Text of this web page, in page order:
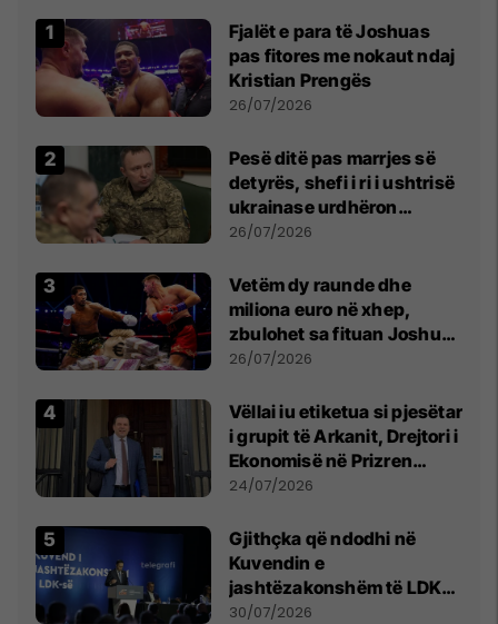
Fjalët e para të Joshuas
pas fitores me nokaut ndaj
Kristian Prengës
26/07/2026
Pesë ditë pas marrjes së
detyrës, shefi i ri i ushtrisë
ukrainase urdhëron
kontroll të madh
26/07/2026
Vetëm dy raunde dhe
miliona euro në xhep,
zbulohet sa fituan Joshua
e Prenga
26/07/2026
Vëllai iu etiketua si pjesëtar
i grupit të Arkanit, Drejtori i
Ekonomisë në Prizren
mohon pretendimet
24/07/2026
Gjithçka që ndodhi në
Kuvendin e
jashtëzakonshëm të LDK-
së
30/07/2026